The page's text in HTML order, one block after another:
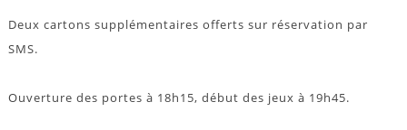
Deux cartons supplémentaires offerts sur réservation par
SMS.
Ouverture des portes à 18h15, début des jeux à 19h45.